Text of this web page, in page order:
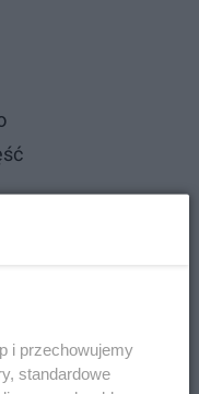
i przechowujemy
standardowe